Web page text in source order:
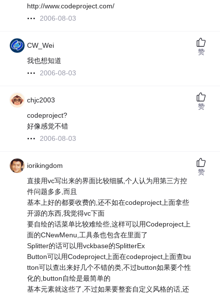
http://www.codeproject.com/
2006-08-03
CW_Wei
我也想知道
2006-08-03
赞
chjc2003
codeproject?
好像感觉不错
2006-08-03
赞
iorikingdom
直接用vc写出来的界面比较细腻,个人认为用第三方控
件问题多多,而且
基本上好的都要收费的,还不如在codeproject上面拿些
开源的东西,我觉得vc下面
要自绘的话菜单比较难绘些,这样可以用Codeproject上
面的CNewMenu,工具条也包含在里面了
Splitter的话可以用vckbase的SplitterEx
Button可以用Codeproject上面在codeproject上面查bu
tton可以查出来好几个不错的类,不过button如果要个性
化的,button自绘是最简单的
基本元素就这些了,不过如果要整套自定义风格的话,还
赞